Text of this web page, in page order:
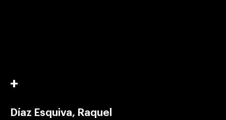
Díaz Esquiva, Raquel